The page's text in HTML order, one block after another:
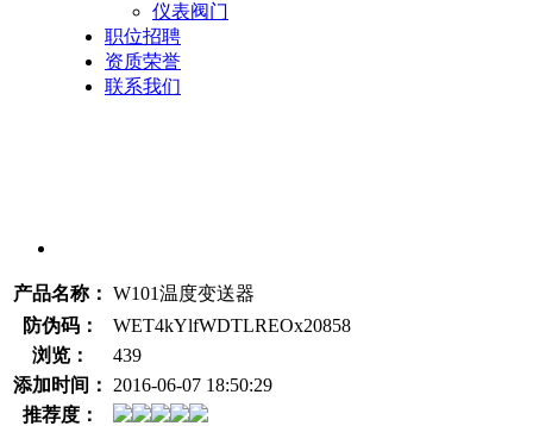
仪表阀门
职位招聘
资质荣誉
联系我们
产品名称： W101温度变送器
防伪码：
WET4kYlfWDTLREOx20858
浏览：
439
添加时间：
2016-06-07 18:50:29
推荐度：